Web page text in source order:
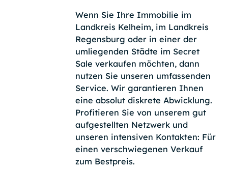
Wenn Sie Ihre Immobilie im
Landkreis Kelheim, im Landkreis
Regensburg oder in einer der
umliegenden Städte im Secret
Sale verkaufen möchten, dann
nutzen Sie unseren umfassenden
Service. Wir garantieren Ihnen
eine absolut diskrete Abwicklung.
Profitieren Sie von unserem gut
aufgestellten Netzwerk und
unseren intensiven Kontakten: Für
einen verschwiegenen Verkauf
zum Bestpreis.